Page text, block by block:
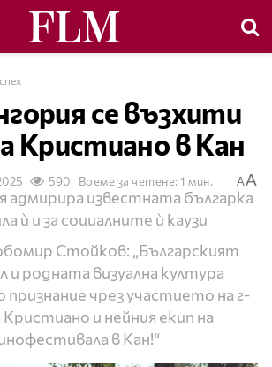
се възхити
Кристиано в Кан
590 Време за четене: 1 мин. AA
адмирира известната българка
ѝ и за социалните ѝ каузи
Стойков: „Българският
и родната визуална култура
признание чрез участието на г-
Кристиано и нейния екип на
в Кан!“